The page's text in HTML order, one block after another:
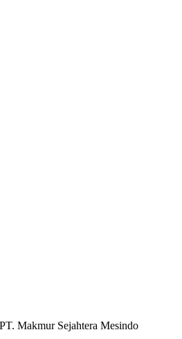
PT. Makmur Sejahtera Mesindo